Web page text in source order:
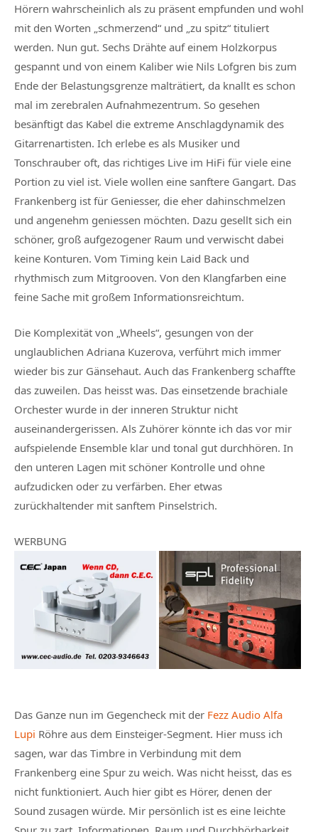
Hörern wahrscheinlich als zu präsent empfunden und wohl
mit den Worten „schmerzend“ und „zu spitz“ tituliert
werden. Nun gut. Sechs Drähte auf einem Holzkorpus
gespannt und von einem Kaliber wie Nils Lofgren bis zum
Ende der Belastungsgrenze malträtiert, da knallt es schon
mal im zerebralen Aufnahmezentrum. So gesehen
besänftigt das Kabel die extreme Anschlagdynamik des
Gitarrenartisten. Ich erlebe es als Musiker und
Tonschrauber oft, das richtiges Live im HiFi für viele eine
Portion zu viel ist. Viele wollen eine sanftere Gangart. Das
Frankenberg ist für Geniesser, die eher dahinschmelzen
und angenehm geniessen möchten. Dazu gesellt sich ein
schöner, groß aufgezogener Raum und verwischt dabei
keine Konturen. Vom Timing kein Laid Back und
rhythmisch zum Mitgrooven. Von den Klangfarben eine
feine Sache mit großem Informationsreichtum.
Die Komplexität von „Wheels“, gesungen von der
unglaublichen Adriana Kuzerova, verführt mich immer
wieder bis zur Gänsehaut. Auch das Frankenberg schaffte
das zuweilen. Das heisst was. Das einsetzende brachiale
Orchester wurde in der inneren Struktur nicht
auseinandergerissen. Als Zuhörer könnte ich das vor mir
aufspielende Ensemble klar und tonal gut durchhören. In
den unteren Lagen mit schöner Kontrolle und ohne
aufzudicken oder zu verfärben. Eher etwas
zurückhaltender mit sanftem Pinselstrich.
WERBUNG
Das Ganze nun im Gegencheck mit der Fezz Audio Alfa
Lupi Röhre aus dem Einsteiger-Segment. Hier muss ich
sagen, war das Timbre in Verbindung mit dem
Frankenberg eine Spur zu weich. Was nicht heisst, das es
nicht funktioniert. Auch hier gibt es Hörer, denen der
Sound zusagen würde. Mir persönlich ist es eine leichte